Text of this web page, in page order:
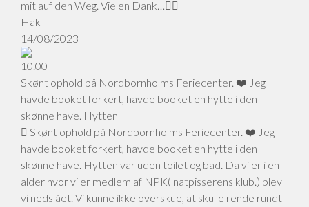
mit auf den Weg. Vielen Dank…👍🏻
Hak
14/08/2023
10.00
Skønt ophold på Nordbornholms Feriecenter. ❤️ Jeg
havde booket forkert, havde booket en hytte i den
skønne have. Hytten
Skønt ophold på Nordbornholms Feriecenter. ❤️ Jeg
havde booket forkert, havde booket en hytte i den
skønne have. Hytten var uden toilet og bad. Da vi er i en
alder hvor vi er medlem af NPK( natpisserens klub.) blev
vi nedslået. Vi kunne ikke overskue, at skulle rende rundt